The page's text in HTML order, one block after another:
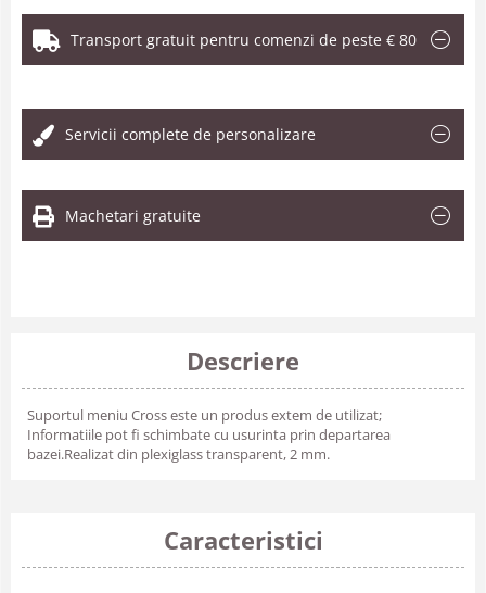
Transport gratuit pentru comenzi de peste € 80
Servicii complete de personalizare
Machetari gratuite
Descriere
Suportul meniu Cross este un produs extem de utilizat;
Informatiile pot fi schimbate cu usurinta prin departarea
bazei.Realizat din plexiglass transparent, 2 mm.
Caracteristici